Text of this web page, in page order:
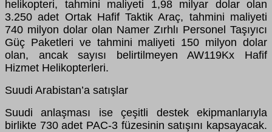
helikopteri, tahmini maliyeti 1,98 milyar dolar olan
3.250 adet Ortak Hafif Taktik Araç, tahmini maliyeti
740 milyon dolar olan Namer Zırhlı Personel Taşıyıcı
Güç Paketleri ve tahmini maliyeti 150 milyon dolar
olan, ancak sayısı belirtilmeyen AW119Kx Hafif
Hizmet Helikopterleri.
Suudi Arabistan’a satışlar
Suudi anlaşması ise çeşitli destek ekipmanlarıyla
birlikte 730 adet PAC-3 füzesinin satışını kapsayacak.